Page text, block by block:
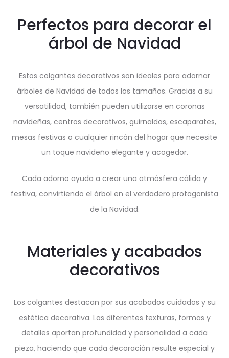
Perfectos para decorar el
árbol de Navidad
Estos colgantes decorativos son ideales para adornar
árboles de Navidad de todos los tamaños. Gracias a su
versatilidad, también pueden utilizarse en coronas
navideñas, centros decorativos, guirnaldas, escaparates,
mesas festivas o cualquier rincón del hogar que necesite
un toque navideño elegante y acogedor.
Cada adorno ayuda a crear una atmósfera cálida y
festiva, convirtiendo el árbol en el verdadero protagonista
de la Navidad.
Materiales y acabados
decorativos
Los colgantes destacan por sus acabados cuidados y su
estética decorativa. Las diferentes texturas, formas y
detalles aportan profundidad y personalidad a cada
pieza, haciendo que cada decoración resulte especial y